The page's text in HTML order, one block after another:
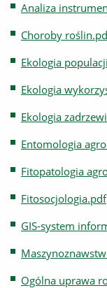
Analiza
Choroby
Ekologia
Ekologia
Ekologia
Entomologia
Fitopatologia
Fitosocjologia.pdf
GIS-system
Ogólna uprawa